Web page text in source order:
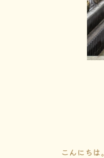
こんにちは。